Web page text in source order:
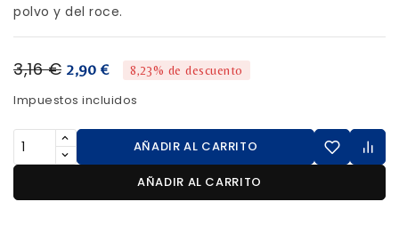
polvo y del roce.
3,16 € 2,90 € 8,23% de descuento
Impuestos incluidos
AÑADIR AL CARRITO
AÑADIR AL CARRITO